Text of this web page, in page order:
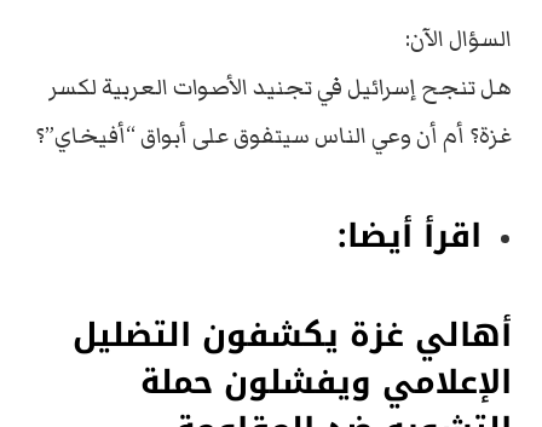
السؤال الآن:
هل تنجح إسرائيل في تجنيد الأصوات العربية لكسر
غزة؟ أم أن وعي الناس سيتفوق على أبواق “أفيخاي”؟
اقرأ أيضا:
أهالي غزة يكشفون التضليل
الإعلامي ويفشلون حملة